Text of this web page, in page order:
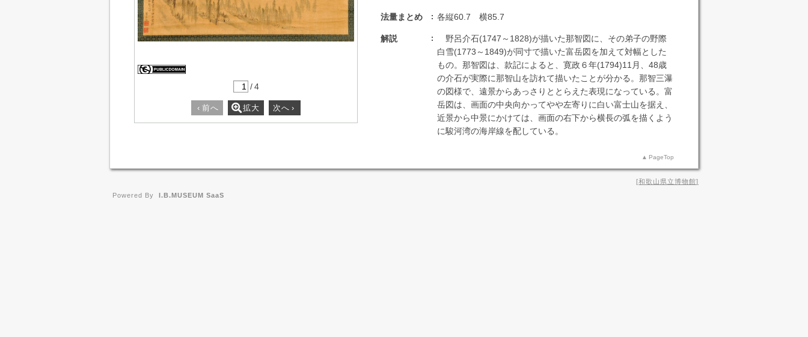
/ 4
‹ 前へ 拡大 次へ ›
法量まとめ 各縦60.7 横85.7
解説
野呂介石(1747～1828)が描いた那智図に、その弟子の野際
白雪(1773～1849)が同寸で描いた富岳図を加えて対幅とした
もの。那智図は、款記によると、寛政６年(1794)11月、48歳
の介石が実際に那智山を訪れて描いたことが分かる。那智三瀑
の図様で、遠景からあっさりととらえた表現になっている。富
岳図は、画面の中央向かってやや左寄りに白い富士山を据え、
近景から中景にかけては、画面の右下から横長の弧を描くよう
に駿河湾の海岸線を配している。
PageTop
和歌山県立博物館
Powered By
I.B.MUSEUM SaaS